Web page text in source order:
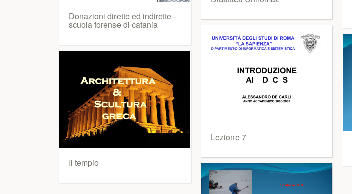
Donazioni dirette ed indirette -
scuola forense di catania
Il tempio
Lezione 7